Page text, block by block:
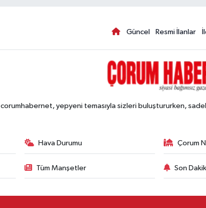
Güncel Resmi İlanlar
corumhabernet, yepyeni temasıyla sizleri buluştururken,
Hava Durumu Çorum
Tüm Manşetler Son